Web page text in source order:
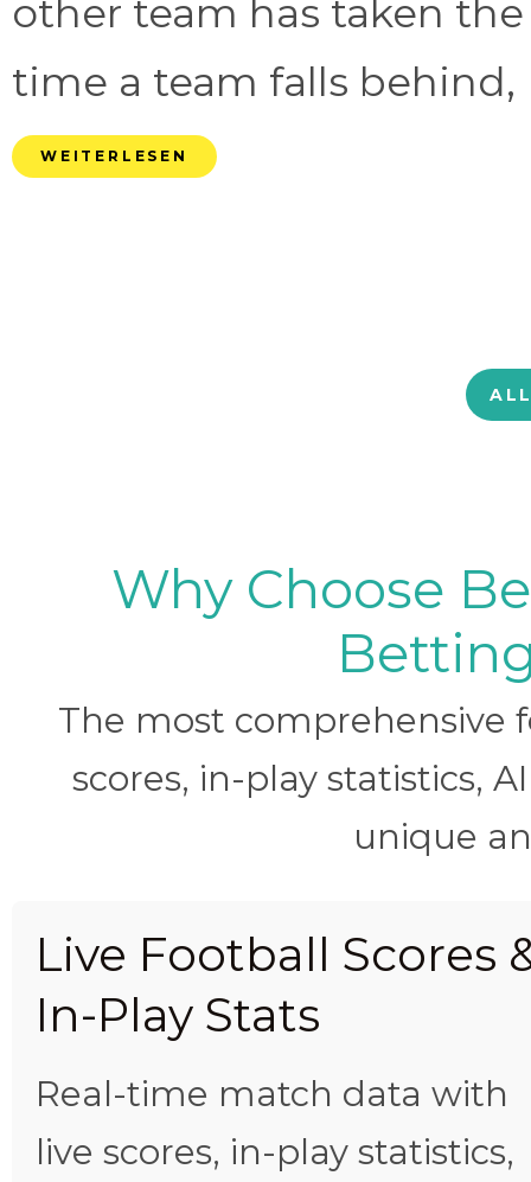
other team has taken
time a team falls behind,
WEITERLESEN
Why Choose
The most
scores, in-play statistics,
unique
Live Football Scores
In-Play Stats
Real-time match data with
live scores, in-play statistics,